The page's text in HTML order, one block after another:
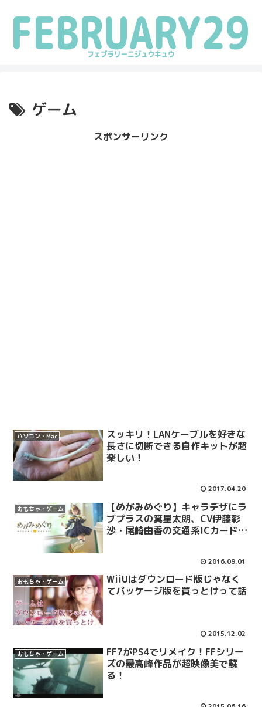
ゲーム
スポンサーリンク
パソコン・Mac
スッキリ！LANケーブルを好きな
長さに切断できる自作キットが超
楽しい！
2017.04.20
おもちゃ・ゲーム
【めがみめぐり】キャラデザにラ
ブプラスの箕星太朗、CV伊藤彩
沙・尾崎由香の交通系ICカード連
2016.09.01
おもちゃ・ゲーム
WiiUはダウンロード版じゃなく
てパッケージ版を買っとけって話
2015.12.02
おもちゃ・ゲーム
FF7がPS4でリメイク！FFシリー
ズの最高峰作品が超映像美で蘇
る！